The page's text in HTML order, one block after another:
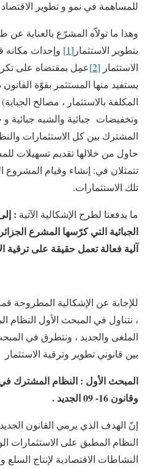
للمساهمة في نمو و تطوير
وهذا ما تولاّه المشرّع بالعناية عن
بتطوير الاستثمار [1]
وإحداث مكانه
الاستثمار [2]
عمِل بمقتضاه على
يستفيد منها المستثمر بقوّة
المكلفة بالاستثمار ، مصالح
وتخفيضات جبائية والشبه جبائية و
المشترك بين كل الاستثمارات
حاول من خلالها تقديم تسهيلات
تتمثلان في: إنشاء وقيام المشروع
تلك الاستثمارات.
ما يدفعنا لطرح الإشكالية الآتية :
الجبائية التي كرّسها المشرع
آلية فعالة تعمل حقيقة على ترقية
للإجابة عن الإشكالية المطروحة
، نتناول في المبحث الأول
الملغى والجديد ، ونتطرق في
بين قانوني تطوير وترقية الاستثمار
وقانون 16- 09 الجديد .
إنّ الهدف الذي يرمي القانون
النظام المطبق على الاستثمارات
النشاطات الاقتصادية لإنتاج السلع